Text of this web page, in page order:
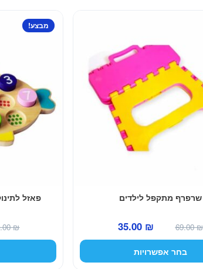
שרפרף מתקפל לילדים
69.00₪
המחיר
המקורי
היה:
35.00 ₪
המחיר
הנוכחי
בחר אפשרויות
פאזל
מבצע!
₪